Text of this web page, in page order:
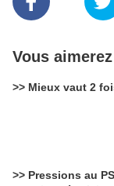
Vous
>> Mieux vaut 2
>> Pressions au